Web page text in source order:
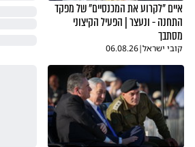
איים "לקרוע את המכנסיים" של מפקד
התחנה - ונעצר | הפעיל הקיצוני
מסתבך
קובי ישראל|
06.08.26